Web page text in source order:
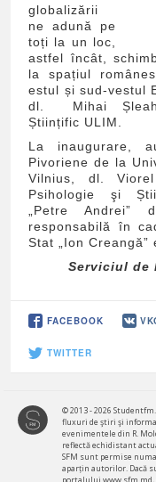
globalizării
ne adună pe
toți la un loc,
astfel încât,
la spațiul
estul și sud-vestul
dl. Mihai
Științific ULIM.
La inaugurare,
Pivoriene de la
Vilnius, dl.
Psihologie şi
„Petre
responsabilă în
Stat „Ion Creangă”
Serviciul de
FACEBOOK
TWITTER
© 2013 - 2026
fluxuri de ştiri şi
evenimentele din R.
reflectă echidistant
SFM sunt permise
aparțin autorilor. Dacă
portalului www.sfm.md,